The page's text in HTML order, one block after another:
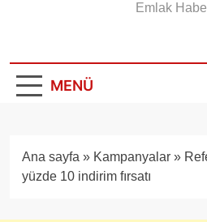
Emlak
MENÜ
Ana sayfa » Kampanyalar »
yüzde 10 indirim fırsatı